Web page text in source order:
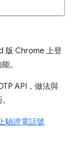
版 Chrome 上登
。
API，做法與
驗證電話號